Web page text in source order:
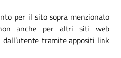
per il sito sopra menzionato
anche per altri siti web
tramite appositi link